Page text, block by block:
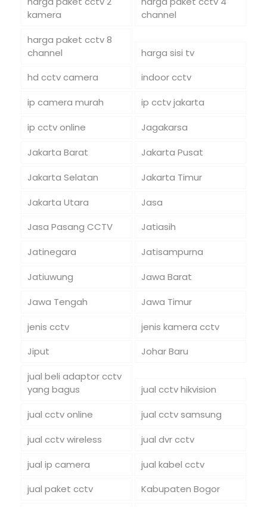
kamera
channel
harga paket cctv 8
channel
harga sisi tv
hd cctv camera
indoor cctv
ip camera murah
ip cctv jakarta
ip cctv online
Jagakarsa
Jakarta Barat
Jakarta Pusat
Jakarta Selatan
Jakarta Timur
Jakarta Utara
Jasa
Jasa Pasang CCTV
Jatiasih
Jatinegara
Jatisampurna
Jatiuwung
Jawa Barat
Jawa Tengah
Jawa Timur
jenis cctv
jenis kamera cctv
Jiput
Johar Baru
jual beli adaptor cctv
yang bagus
jual cctv hikvision
jual cctv online
jual cctv samsung
jual cctv wireless
jual dvr cctv
jual ip camera
jual kabel cctv
jual paket cctv
Kabupaten Bogor